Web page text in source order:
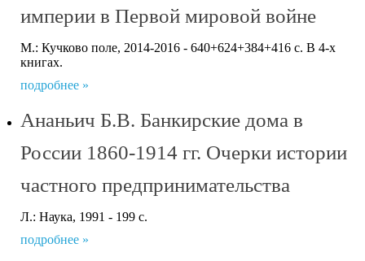
империи в Первой мировой войне
М.: Кучково поле, 2014-2016 - 640+624+384+416 с. В 4-х
книгах.
подробнее »
Ананьич Б.В. Банкирские дома в
России 1860-1914 гг. Очерки истории
частного предпринимательства
Л.: Наука, 1991 - 199 с.
подробнее »